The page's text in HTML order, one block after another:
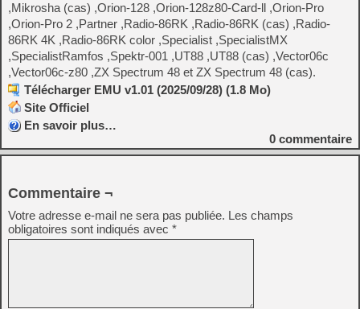
,Mikrosha (cas) ,Orion-128 ,Orion-128z80-Card-ll ,Orion-Pro
,Orion-Pro 2 ,Partner ,Radio-86RK ,Radio-86RK (cas) ,Radio-
86RK 4K ,Radio-86RK color ,Specialist ,SpecialistMX
,SpecialistRamfos ,Spektr-001 ,UT88 ,UT88 (cas) ,Vector06c
,Vector06c-z80 ,ZX Spectrum 48 et ZX Spectrum 48 (cas).
Télécharger EMU v1.01 (2025/09/28) (1.8 Mo)
Site Officiel
En savoir plus…
0 commentaire
Commentaire ¬
Votre adresse e-mail ne sera pas publiée. Les champs
obligatoires sont indiqués avec *